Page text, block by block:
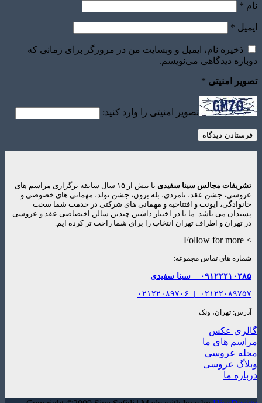
نام *
ایمیل *
ذخیره نام، ایمیل و وبسایت من در مرورگر برای زمانی که
دوباره دیدگاهی می‌نویسم.
تصویر امنیتی *
تصویر امنیتی را وارد کنید:
تشریفات مجالس سینا سفیدی
با بیش از ۱۵ سال سابقه برگزاری مراسم های
عروسی، جشن عقد، نامزدی، بله برون، جشن تولد، مهمانی های خصوصی و
خانوادگی، ایونت و افتتاحیه و مهمانی های شرکتی در خدمت شما سخت
پسندان می باشد. ما با در اختیار داشتن چندین سالن اختصاصی عقد و عروسی
در تهران و اطراف تهران انتخاب را برای شما راحت تر کرده ایم.
> Follow for more
شماره های تماس مجموعه:
۰۹۱۲۲۲۱۰۲۸۵ سینا سفیدی
۰۲۱۲۲۰۸۹۷۵۷ ۰۲۱۲۲۰۸۹۷۰۶
آدرس: تهران، ونک
گالری عکس
مراسم های ما
مجله عروسی
وبلاگ عروسی
درباره ما